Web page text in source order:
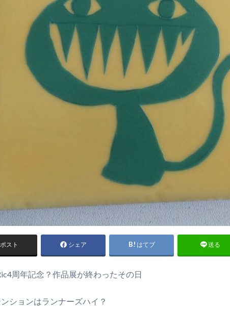
ポスト シェア はてブ 送る
周年記念？作品展が終わったその日
ションはランナーズハイ？